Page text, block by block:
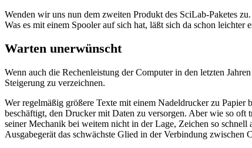
Wenden wir uns nun dem zweiten Produkt des SciLab-Paketes
Was es mit einem Spooler auf sich hat, läßt sich da schon leichter
Warten unerwünscht
Wenn auch die Rechenleistung der Computer in den letzten
Steigerung zu verzeichnen.
Wer regelmäßig größere Texte mit einem Nadeldrucker zu
beschäftigt, den Drucker mit Daten zu versorgen. Aber wie so
seiner Mechanik bei weitem nicht in der Lage, Zeichen so schnell
Ausgabegerät das schwächste Glied in der Verbindung zwischen